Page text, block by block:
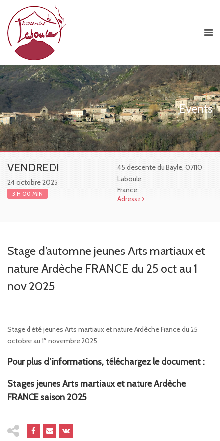
Events
VENDREDI
24 octobre 2025
3 H 00 MIN
45 descente du Bayle, 07110
Laboule
France
Adresse
Stage d’automne jeunes Arts martiaux et
nature Ardèche FRANCE du 25 oct au 1
nov 2025
Stage d’été jeunes Arts martiaux et nature Ardèche France du 25
octobre au 1° novembre 2025
Pour plus d’informations, téléchargez le document :
Stages jeunes Arts martiaux et nature Ardèche
FRANCE saison 2025